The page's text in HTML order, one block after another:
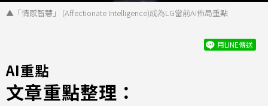
▲「情感智慧」 (Affectionate Intelligence)成為LG當前AI佈局重點
用LINE傳送
AI重點
文章重點整理：